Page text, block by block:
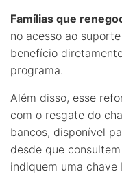
Famílias que
no acesso ao
benefício
programa.
Além disso, esse
com o resgate do
bancos, disponível
desde que
indiquem uma chave